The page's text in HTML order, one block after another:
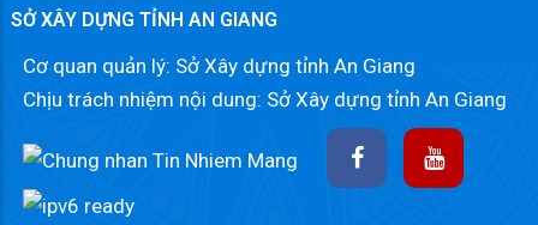
SỞ XÂY DỰNG TỈNH AN GIANG
Cơ quan quản lý: Sở Xây dựng tỉnh An Giang
Chịu trách nhiệm nội dung: Sở Xây dựng tỉnh An Giang